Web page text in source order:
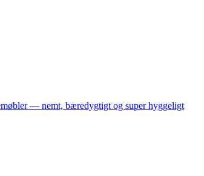
— nemt, bæredygtigt og super hyggeligt